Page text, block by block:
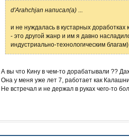
d'Arahchjan написал(а)
и не нуждалась в кустарных
- это другой жанр и им я давно
индустриально-технологическим
А вы что Кину в чем-то дорабатывали ??
Она у меня уже лет 7, работает как
Не встречал и не держал в руках чего-то